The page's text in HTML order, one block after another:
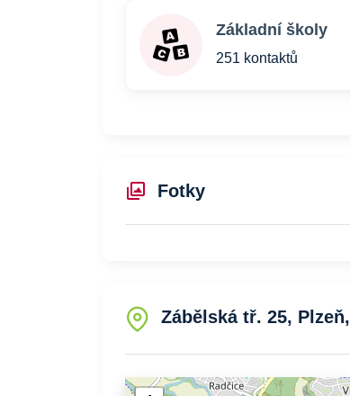
Základní školy
251 kontaktů
Fotky
Zábělská tř. 25, Plzeň,